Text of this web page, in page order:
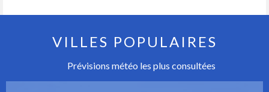
VILLES POPULAIRES
Prévisions météo les plus consultées